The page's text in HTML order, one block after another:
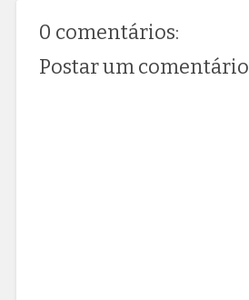
0 comentários:
Postar um comentário